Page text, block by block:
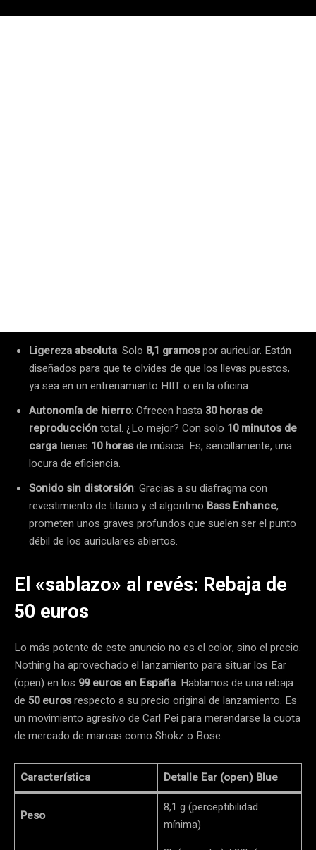
Ligereza absoluta: Solo 8,1 gramospor auricular. Están
diseñados para que te olvides de que los llevas puestos,
ya sea en un entrenamiento HIIT o en la oficina.
Autonomía de hierro: Ofrecen hasta 30 horas de
reproduccióntotal. ¿Lo mejor? Con solo 10 minutos de
cargatienes 10 horasde música. Es, sencillamente, una
locura de eficiencia.
Sonido sin distorsión: Gracias a su diafragma con
revestimiento de titanio y el algoritmo Bass Enhance,
prometen unos graves profundos que suelen ser el punto
débil de los auriculares abiertos.
El «sablazo» al revés: Rebaja de
50 euros
Lo más potente de este anuncio no es el color, sino el precio.
Nothing ha aprovechado el lanzamiento para situar los Ear
(open) en los 99 euros en España. Hablamos de una rebaja
de 50 eurosrespecto a su precio original de lanzamiento. Es
un movimiento agresivo de Carl Pei para merendarse la cuota
de mercado de marcas como Shokz o Bose.
Característica Detalle Ear (open) Blue
Peso
8,1 g (perceptibilidad
mínima)